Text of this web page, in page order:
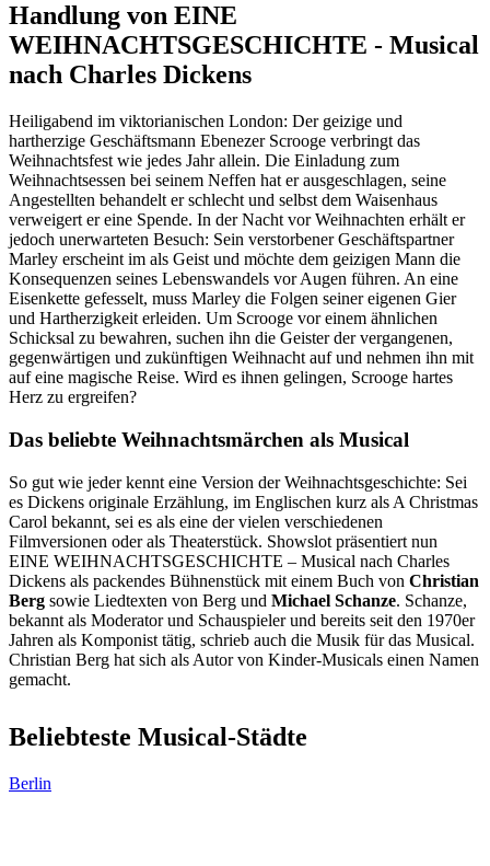
Handlung von EINE
WEIHNACHTSGESCHICHTE - Musical
nach Charles Dickens
Heiligabend im viktorianischen London: Der geizige und
hartherzige Geschäftsmann Ebenezer Scrooge verbringt das
Weihnachtsfest wie jedes Jahr allein. Die Einladung zum
Weihnachtsessen bei seinem Neffen hat er ausgeschlagen, seine
Angestellten behandelt er schlecht und selbst dem Waisenhaus
verweigert er eine Spende. In der Nacht vor Weihnachten erhält er
jedoch unerwarteten Besuch: Sein verstorbener Geschäftspartner
Marley erscheint im als Geist und möchte dem geizigen Mann die
Konsequenzen seines Lebenswandels vor Augen führen. An eine
Eisenkette gefesselt, muss Marley die Folgen seiner eigenen Gier
und Hartherzigkeit erleiden. Um Scrooge vor einem ähnlichen
Schicksal zu bewahren, suchen ihn die Geister der vergangenen,
gegenwärtigen und zukünftigen Weihnacht auf und nehmen ihn mit
auf eine magische Reise. Wird es ihnen gelingen, Scrooge hartes
Herz zu ergreifen?
Das beliebte Weihnachtsmärchen als Musical
So gut wie jeder kennt eine Version der Weihnachtsgeschichte: Sei
es Dickens originale Erzählung, im Englischen kurz als A Christmas
Carol bekannt, sei es als eine der vielen verschiedenen
Filmversionen oder als Theaterstück. Showslot präsentiert nun
EINE WEIHNACHTSGESCHICHTE – Musical nach Charles
Dickens als packendes Bühnenstück mit einem Buch von Christian
Berg sowie Liedtexten von Berg und Michael Schanze. Schanze,
bekannt als Moderator und Schauspieler und bereits seit den 1970er
Jahren als Komponist tätig, schrieb auch die Musik für das Musical.
Christian Berg hat sich als Autor von Kinder-Musicals einen Namen
gemacht.
Beliebteste Musical-Städte
Berlin